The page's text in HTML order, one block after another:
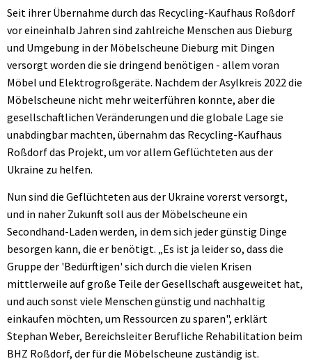
Seit ihrer Übernahme durch das Recycling-Kaufhaus Roßdorf
vor eineinhalb Jahren sind zahlreiche Menschen aus Dieburg
und Umgebung in der Möbelscheune Dieburg mit Dingen
versorgt worden die sie dringend benötigen - allem voran
Möbel und Elektrogroßgeräte. Nachdem der Asylkreis 2022 die
Möbelscheune nicht mehr weiterführen konnte, aber die
gesellschaftlichen Veränderungen und die globale Lage sie
unabdingbar machten, übernahm das Recycling-Kaufhaus
Roßdorf das Projekt, um vor allem Geflüchteten aus der
Ukraine zu helfen.
Nun sind die Geflüchteten aus der Ukraine vorerst versorgt,
und in naher Zukunft soll aus der Möbelscheune ein
Secondhand-Laden werden, in dem sich jeder günstig Dinge
besorgen kann, die er benötigt. „Es ist ja leider so, dass die
Gruppe der 'Bedürftigen' sich durch die vielen Krisen
mittlerweile auf große Teile der Gesellschaft ausgeweitet hat,
und auch sonst viele Menschen günstig und nachhaltig
einkaufen möchten, um Ressourcen zu sparen", erklärt
Stephan Weber, Bereichsleiter Berufliche Rehabilitation beim
BHZ Roßdorf, der für die Möbelscheune zuständig ist.